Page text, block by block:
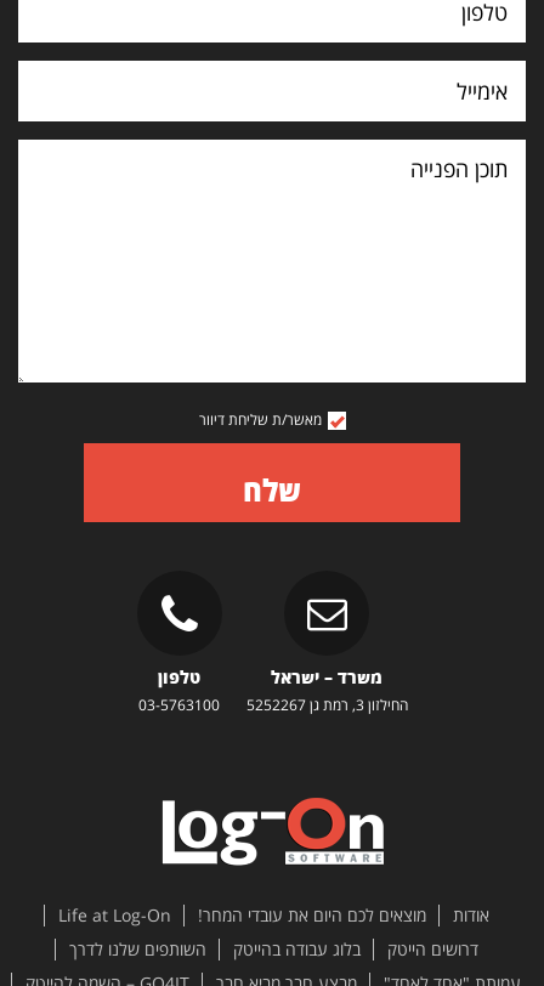
תוכן
הפנייה
מאשר/ת שליחת דיוור
שלח
משרד – ישראל
החילזון 3, רמת גן 5252267
טלפון
03-5763100
אודות מוצאים לכם היום את עובדי המחר!
Life at Log-On
דרושים הייטק
בלוג עבודה בהייטק
השותפים שלנו לדרך